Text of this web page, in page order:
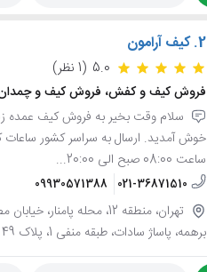
2. کیف آرامون
5.0 (1 نظر)
فروش کیف و کفش، فروش کیف و
سلام وقت بخیر به فروش کیف عمده
خوش آمدید. ارسال به سراسر کشور ساعات
ساعت 08:00 صبح الی 20:00...
021-36871510
09930571388
تهران، منطقه 12، محله
برهمه، پاساژ سادات، طبقه منفی 1، پلاک 49